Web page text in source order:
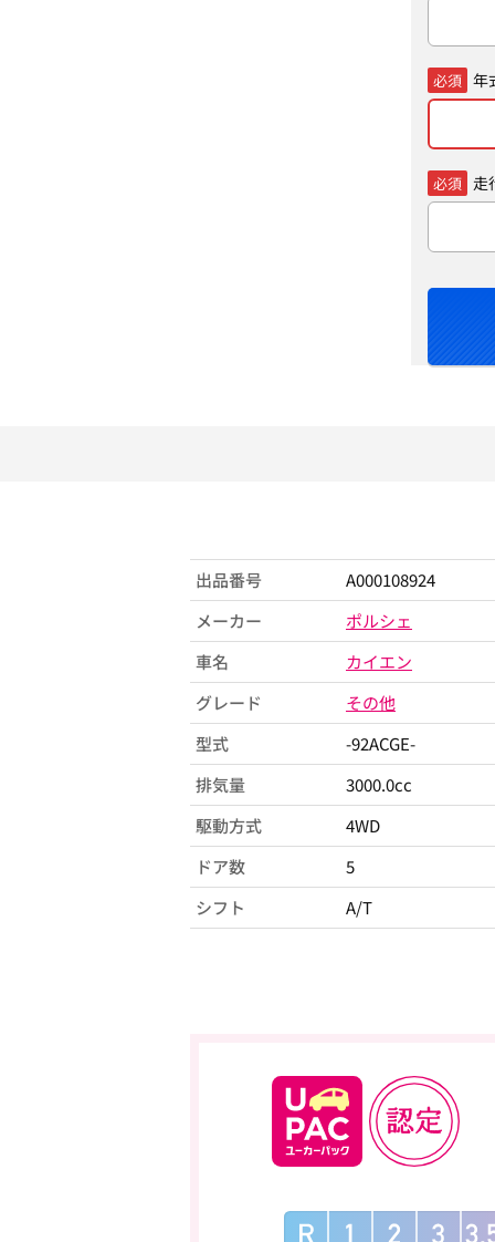
必須 年
必須 走
出品番号
A000108924
メーカー
ポルシェ
車名
カイエン
グレード
その他
型式
-92ACGE-
排気量
3000.0cc
駆動方式
4WD
ドア数
5
シフト
A/T